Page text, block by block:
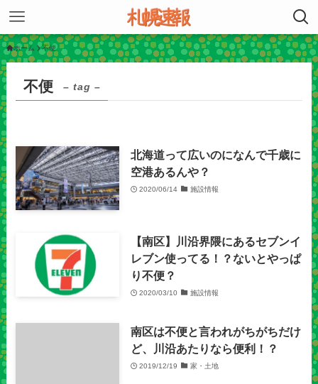
ホーム 不便
不便 – tag –
北海道って広いのになんで千歳に
空港あるんや？
2020/06/14 施設情報
【南区】川沿界隈にあるセブンイ
レブン使ってる！？ないとやっぱ
り不便？
2020/03/10 施設情報
南区は不便と言われがちがちだけ
ど、川沿あたりなら便利！？
2019/12/19 家・土地